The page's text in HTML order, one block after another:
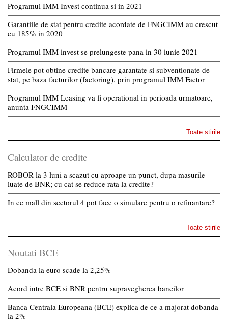
Programul IMM Invest continua si in 2021
Garantiile de stat pentru credite acordate de FNGCIMM au crescut
cu 185% in 2020
Programul IMM invest se prelungeste pana in 30 iunie 2021
Firmele pot obtine credite bancare garantate si subventionate de
stat, pe baza facturilor (factoring), prin programul IMM Factor
Programul IMM Leasing va fi operational in perioada urmatoare,
anunta FNGCIMM
Toate stirile
Calculator de credite
ROBOR la 3 luni a scazut cu aproape un punct, dupa masurile
luate de BNR; cu cat se reduce rata la credite?
In ce mall din sectorul 4 pot face o simulare pentru o refinantare?
Toate stirile
Noutati BCE
Dobanda la euro scade la 2,25%
Acord intre BCE si BNR pentru supravegherea bancilor
Banca Centrala Europeana (BCE) explica de ce a majorat dobanda
la 2%